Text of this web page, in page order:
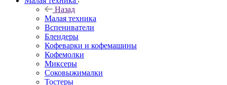
Назад
Малая техника
Вспениватели
Блендеры
Кофеварки и кофемашины
Кофемолки
Миксеры
Соковыжималки
Тостеры